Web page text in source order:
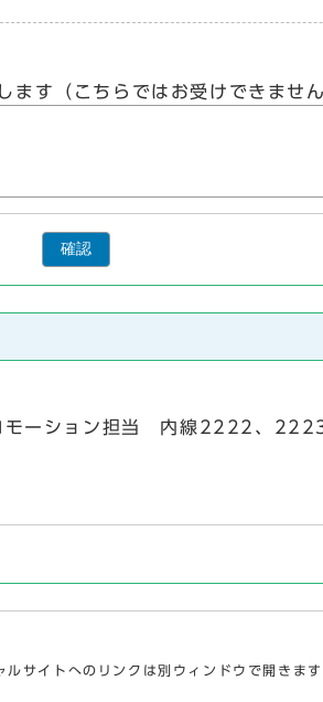
ます（こちらではお受けできませ
確認
ーション担当 内線2222、
ルサイトへのリンクは別ウィンドウで開きます